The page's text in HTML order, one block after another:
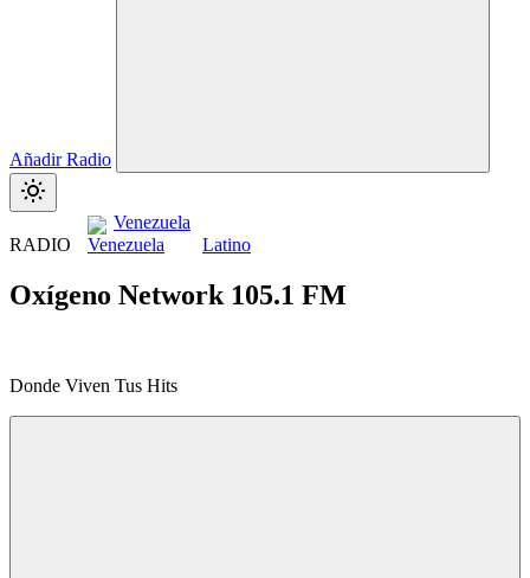
Añadir Radio
RADIO
Venezuela
Latino
Oxígeno Network 105.1 FM
Donde Viven Tus Hits